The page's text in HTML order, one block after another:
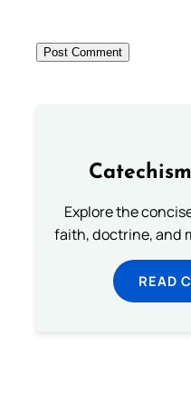
Explore the
faith, doctrine, and
READ